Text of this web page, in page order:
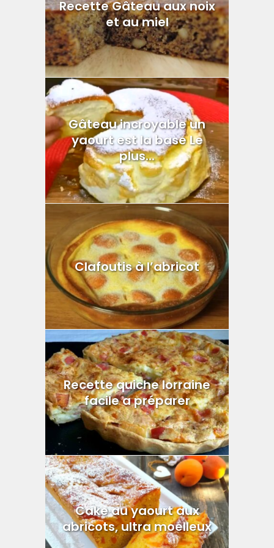
Recette Gâteau aux noix
et au miel
Gâteau incroyable un
yaourt est la base Le
plus...
Clafoutis à l’abricot
Recette quiche lorraine
facile a préparer
Cake au yaourt aux
abricots, ultra moelleux